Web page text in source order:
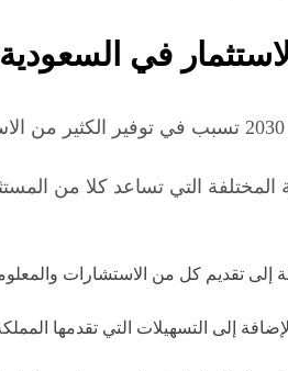
في السعودية
المختلفة التي تساعد كلا من
إلى تقديم كل من الاستشارات
إلى التسهيلات التي تقدمها